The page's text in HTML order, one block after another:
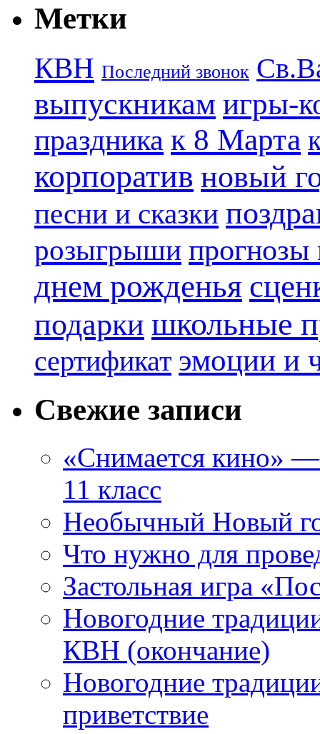
Метки
КВН Последний звонок
выпускникам игры-
праздника к 8 Марта
корпоратив новый
песни и сказки
розыгрыши прогнозы
днем рожденья
подарки школьные
сертификат эмоции и
Свежие записи
«Снимается кино» —
11 класс
Необычный Новый
Что нужно для
Застольная игра
Новогодние
КВН (окончание)
Новогодние
приветствие